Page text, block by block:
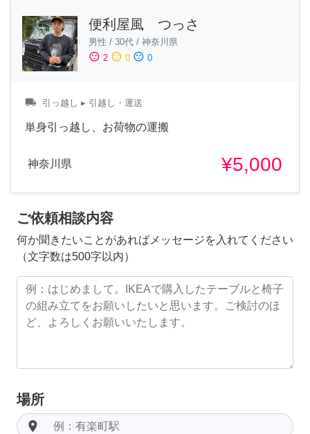
便利屋風 つっさ
男性 / 30代 / 神奈川県
sentiment_satisfied 2 sentiment_neutral 0 sentiment_dissatisfied 0
local_shipping 引っ越し ▸ 引越し・運送
単身引っ越し、お荷物の運搬
神奈川県 ¥5,000
ご依頼相談内容
何か聞きたいことがあればメッセージを入れてください
（文字数は500字以内）
場所
room